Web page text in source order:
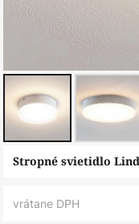
Preskočiť
Stropné svietidlo
vrátane DPH